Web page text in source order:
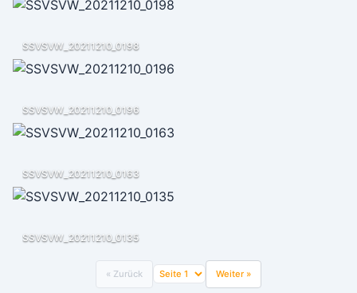
SSVSVW_20211210_0198
SSVSVW_20211210_0196
SSVSVW_20211210_0163
SSVSVW_20211210_0135
« Zurück Weiter »